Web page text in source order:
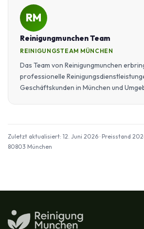
RM
Reinigungmunchen Team
REINIGUNGSTEAM MÜNCHEN
Das Team von Reinigungmunchen
professionelle
Geschäftskunden in München und
Zuletzt aktualisiert: 12. Juni 2026 · Preisstand
80803 München